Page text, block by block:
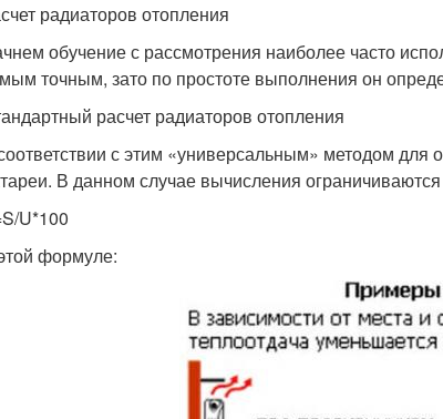
радиаторов отопления
обучение с рассмотрения наиболее часто
точным, зато по простоте выполнения он
расчет радиаторов отопления
с этим «универсальным» методом
В данном случае вычисления
U*100
формуле: